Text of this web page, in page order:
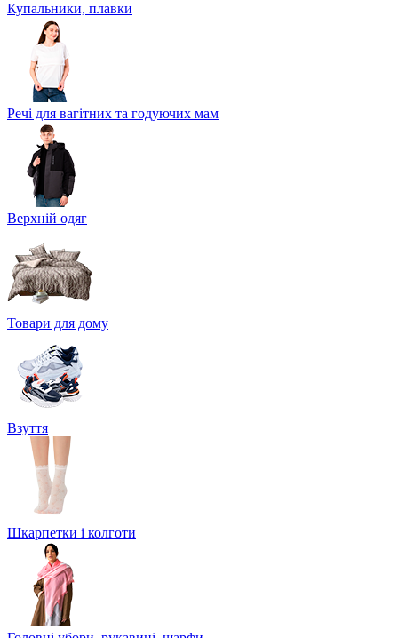
Купальники, плавки
Речі для вагітних та годуючих мам
Верхній одяг
Товари для дому
Взуття
Шкарпетки і колготи